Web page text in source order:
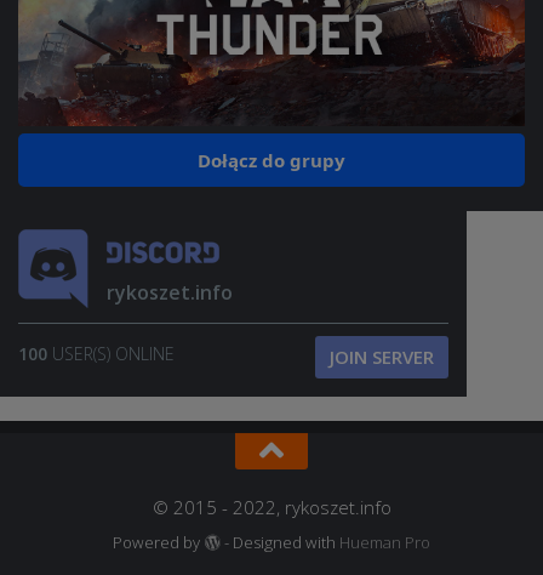
Dołącz do grupy
rykoszet.info
100 USER(S) ONLINE JOIN SERVER
© 2015 - 2022, rykoszet.info
Powered by - Designed with Hueman Pro